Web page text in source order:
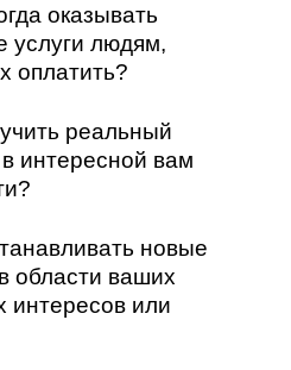
оказывать
услуги людям,
оплатить?
реальный
интересной вам
новые
области ваших
интересов или